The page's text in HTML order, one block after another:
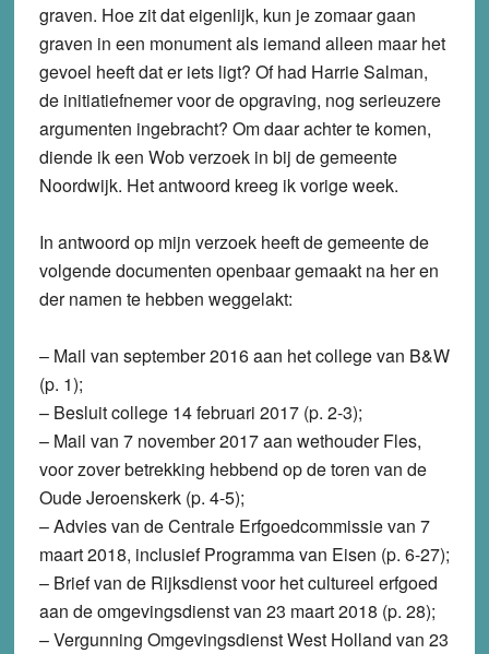
graven. Hoe zit dat eigenlijk, kun je zomaar gaan
graven in een monument als iemand alleen maar het
gevoel heeft dat er iets ligt? Of had Harrie Salman,
de initiatiefnemer voor de opgraving, nog serieuzere
argumenten ingebracht? Om daar achter te komen,
diende ik een Wob verzoek in bij de gemeente
Noordwijk. Het antwoord kreeg ik vorige week.
In antwoord op mijn verzoek heeft de gemeente de
volgende documenten openbaar gemaakt na her en
der namen te hebben weggelakt:
– Mail van september 2016 aan het college van B&W
(p. 1);
– Besluit college 14 februari 2017 (p. 2-3);
– Mail van 7 november 2017 aan wethouder Fles,
voor zover betrekking hebbend op de toren van de
Oude Jeroenskerk (p. 4-5);
– Advies van de Centrale Erfgoedcommissie van 7
maart 2018, inclusief Programma van Eisen (p. 6-27);
– Brief van de Rijksdienst voor het cultureel erfgoed
aan de omgevingsdienst van 23 maart 2018 (p. 28);
– Vergunning Omgevingsdienst West Holland van 23